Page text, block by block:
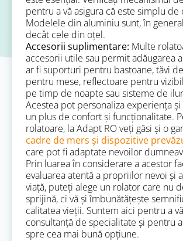
pentru a vă asigura că este simplu de
Modelele din aluminiu sunt, în
decât cele din oțel.
Accesorii suplimentare: Multe
accesorii utile sau permit adăugarea
ar fi suporturi pentru bastoane, tăvi
pentru mese, reflectoare pentru
pe timp de noapte sau sisteme de
Acestea pot personaliza experiența
un plus de confort și funcționalitate.
rolatoare, la Adapt RO veți găsi și o
cadre de mers și dispozitive
care pot fi adaptate nevoilor
Prin luarea în considerare a acestor
evaluarea atentă a propriilor nevoi și
viață, puteți alege un rolator care nu
sprijină, ci vă și îmbunătățește
calitatea vieții. Suntem aici pentru a
consultanță de specialitate și pentru
spre cea mai bună opțiune.